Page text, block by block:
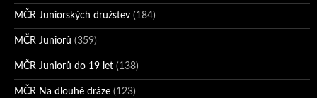
MČR Juniorských družstev (184)
MČR Juniorů (359)
MČR Juniorů do 19 let (138)
MČR Na dlouhé dráze (123)